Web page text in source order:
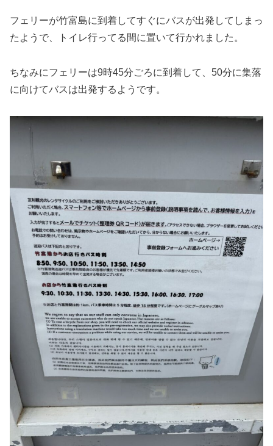
フェリーが竹富島に到着してすぐにバスが出発してしまっ
たようで、トイレ行ってる間に置いて行かれました。
ちなみにフェリーは9時45分ごろに到着して、50分に集落
に向けてバスは出発するようです。